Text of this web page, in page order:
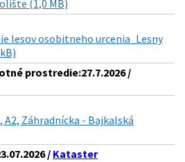
(1,0 MB)
lesov osobitneho urcenia_Lesny
prostredie:27.7.2026 /
Záhradnícka - Bajkalská
/ Kataster